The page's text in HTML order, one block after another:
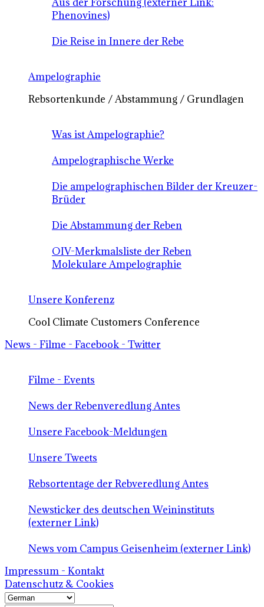
Phenovines)
Die Reise in Innere der Rebe
Ampelographie
Rebsortenkunde / Abstammung / Grundlagen
Was ist Ampelographie?
Ampelographische Werke
Die ampelographischen Bilder der Kreuzer-
Brüder
Die Abstammung der Reben
OIV-Merkmalsliste der Reben
Molekulare Ampelographie
Unsere Konferenz
Cool Climate Customers Conference
News - Filme - Facebook - Twitter
Filme - Events
News der Rebenveredlung Antes
Unsere Facebook-Meldungen
Unsere Tweets
Rebsortentage der Rebveredlung Antes
Newsticker des deutschen Weininstituts
(externer Link)
News vom Campus Geisenheim (externer Link)
Impressum - Kontakt
Datenschutz & Cookies